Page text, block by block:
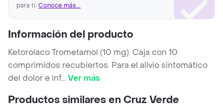
para ti. Conoce más...
Información del producto
Ketorolaco Trometamol (10 mg). Caja con 10
comprimidos recubiertos. Para el alivio sintomático
del dolor e inf...Ver más
Productos similares en Cruz Verde